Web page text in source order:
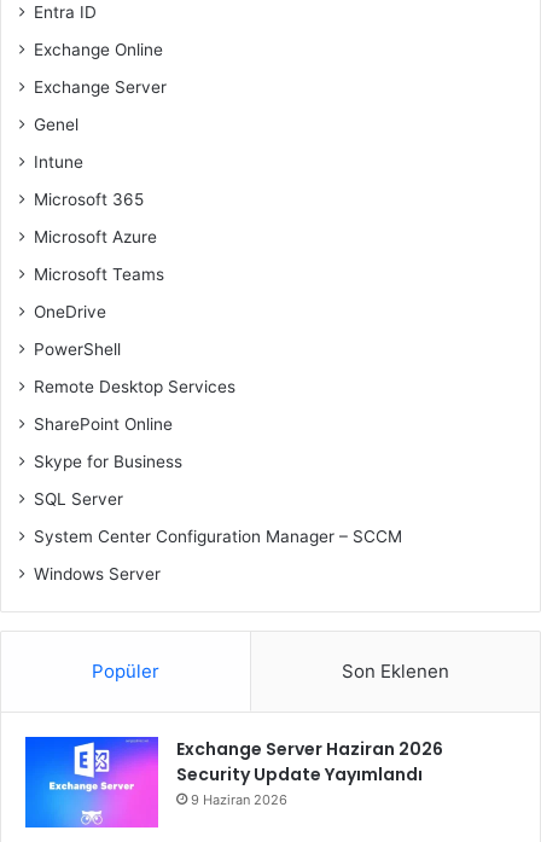
Entra ID
Exchange Online
Exchange Server
Genel
Intune
Microsoft 365
Microsoft Azure
Microsoft Teams
OneDrive
PowerShell
Remote Desktop Services
SharePoint Online
Skype for Business
SQL Server
System Center Configuration Manager – SCCM
Windows Server
Popüler Son Eklenen
Exchange Server Haziran 2026
Security Update Yayımlandı
9 Haziran 2026